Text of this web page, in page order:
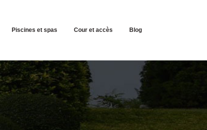
Piscines et spas Cour et accès Blog